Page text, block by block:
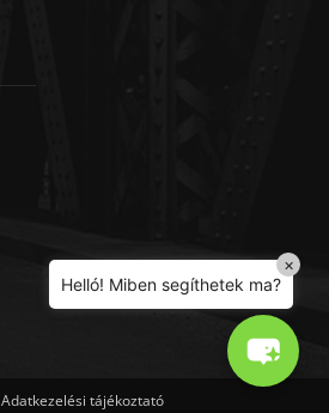
Adatkezelési tájékoztató
Helló! Miben segíthetek ma?
×